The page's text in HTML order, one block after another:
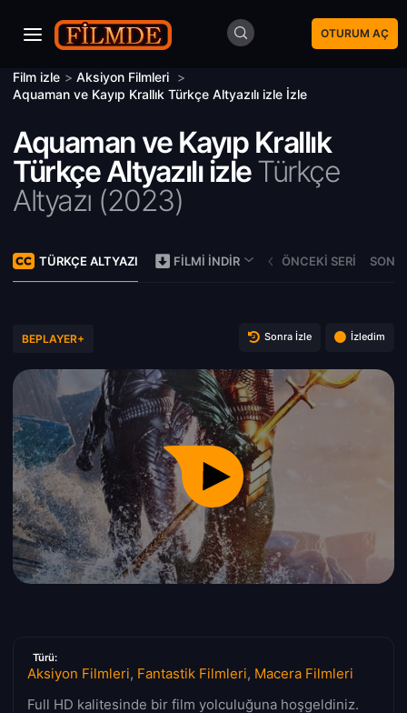
OTURUM AÇ
Film izle > Aksiyon Filmleri >
Aquaman ve Kayıp Krallık Türkçe Altyazılı izle İzle
Aquaman ve Kayıp Krallık
Türkçe Altyazılı izleTürkçe
Altyazı (2023)
TÜRKÇE ALTYAZI FILMI İNDIR ÖNCEKI SERI
BEPLAYER+ Sonra İzle İzledim
Türü:
Aksiyon Filmleri, Fantastik Filmleri, Macera Filmleri
Full HD kalitesinde bir film yolculuğuna hoşgeldiniz.